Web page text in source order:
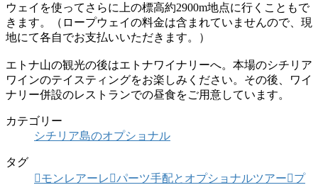
ウェイを使ってさらに上の標高約2900m地点に行くこともで
きます。（ロープウェイの料金は含まれていませんので、現
地にて各自でお支払いいただきます。）
エトナ山の観光の後はエトナワイナリーへ。本場のシチリア
ワインのテイスティングをお楽しみください。その後、ワイ
ナリー併設のレストランでの昼食をご用意しています。
カテゴリー
シチリア島のオプショナル
タグ
モンレアーレ
パーツ手配とオプショナルツアー
プ